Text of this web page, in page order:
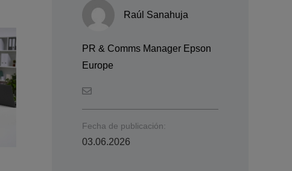
Raúl Sanahuja
PR & Comms Manager Epson
Europe
Fecha de publicación:
03.06.2026